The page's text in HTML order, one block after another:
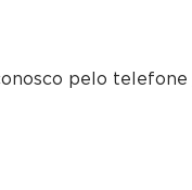
pelo telefone